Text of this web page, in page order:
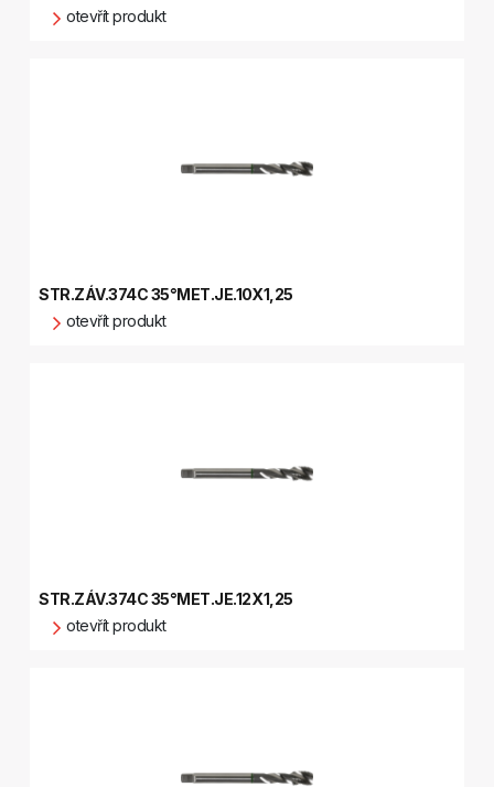
otevřít produkt
STR.ZÁV.374C 35°MET.JE.10X1,25
otevřít produkt
STR.ZÁV.374C 35°MET.JE.12X1,25
otevřít produkt